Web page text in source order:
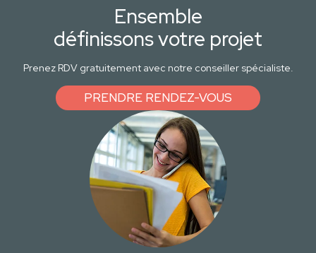
Ensemble
définissons votre projet
Prenez RDV gratuitement avec notre conseiller spécialiste.
PRENDRE RENDEZ-VOUS